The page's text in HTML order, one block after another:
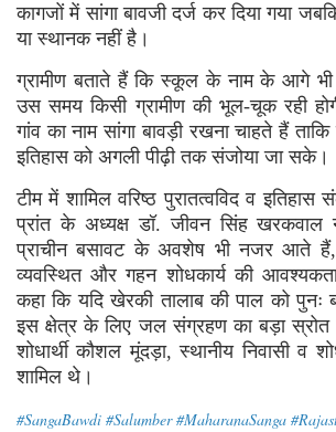
कागजों में सांगा बावजी दर्ज कर दिया गया
या स्थानक नहीं है।
ग्रामीण बताते हैं कि स्कूल के नाम के आगे भी
उस समय किसी ग्रामीण की भूल-चूक रही
गांव का नाम सांगा बावड़ी रखना चाहते हैं
इतिहास को अगली पीढ़ी तक संजोया जा सके।
टीम में शामिल वरिष्ठ पुरातत्वविद व इतिहास
प्रांत के अध्यक्ष डॉ. जीवन सिंह खरकवाल
प्राचीन बसावट के अवशेष भी नजर आते हैं,
व्यवस्थित और गहन शोधकार्य की
कहा कि यदि खेरकी तालाब की पाल को पुनः
इस क्षेत्र के लिए जल संग्रहण का बड़ा स्रोत
शोधार्थी कौशल मूंदड़ा, स्थानीय निवासी व
शामिल थे।
#SangaBawdi #Salumber #MaharanaSanga